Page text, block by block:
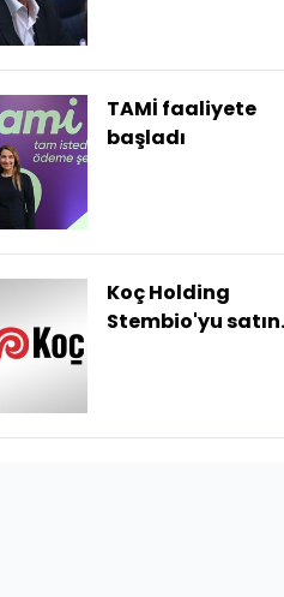
TAMİ faaliyete
başladı
Koç Holding
Stembio'yu satın